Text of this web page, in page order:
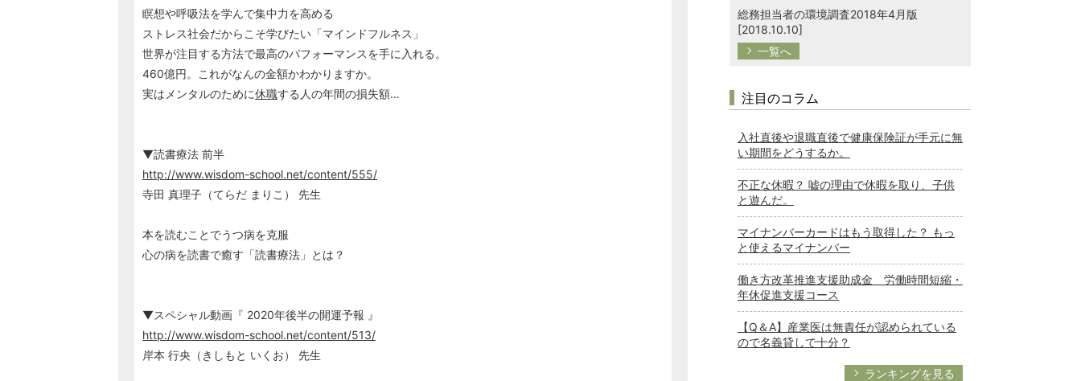
瞑想や呼吸法を学んで集中力を高める
ストレス社会だからこそ学びたい「マインドフルネス」
世界が注目する方法で最高のパフォーマンスを手に入れる。
460億円。これがなんの金額かわかりますか。
実はメンタルのために休職する人の年間の損失額…
▼読書療法 前半
http://www.wisdom-school.net/content/555/
寺田 真理子（てらだ まりこ） 先生
本を読むことでうつ病を克服
心の病を読書で癒す「読書療法」とは？
▼スペシャル動画『 2020年後半の開運予報 』
http://www.wisdom-school.net/content/513/
岸本 行央（きしもと いくお） 先生
総務担当者の環境調査2018年4月版
[2018.10.10]
一覧へ
注目のコラム
入社直後や退職直後で健康保険証が手元に無
い期間をどうするか。
不正な休暇？ 嘘の理由で休暇を取り、子供
と遊んだ。
マイナンバーカードはもう取得した？ もっ
と使えるマイナンバー
働き方改革推進支援助成金 労働時間短縮・
年休促進支援コース
【Q＆A】産業医は無責任が認められている
ので名義貸しで十分？
ランキングを見る